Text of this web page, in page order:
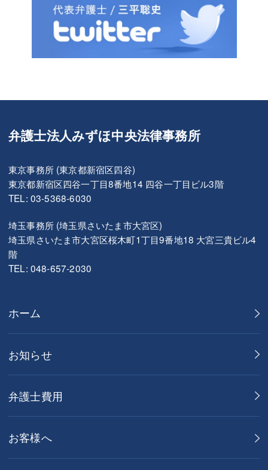
弁護士法人みずほ中央法律事務所
東京事務所 (東京都新宿区四谷)
東京都新宿区四谷一丁目8番地14 四谷一丁目ビル3階
TEL: 03-5368-6030
埼玉事務所 (埼玉県さいたま市大宮区)
埼玉県さいたま市大宮区桜木町1丁目9番地18 大宮三貴ビル4
階
TEL: 048-657-2030
ホーム
お知らせ
弁護士費用
お客様へ